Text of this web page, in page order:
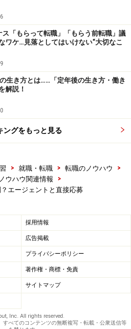
ス「もらって転職」「もらう前転職」議
ワケ…見落としてはいけない“大切なこ
生き方とは……「定年後の生き方・働き
解説！
ングをもっと見る
> 就職・転職 > 転職のノウハウ
>
ウハウ関連情報
>
エージェントと直接応募
採用情報
広告掲載
プライバシーポリシー
著作権・商標・免責
サイトマップ
Inc. All rights reserved.
べてのコンテンツの無断複写・転載・公衆送信等